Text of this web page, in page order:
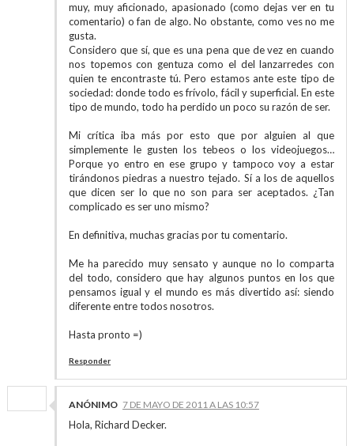
muy, muy aficionado, apasionado (como dejas ver en tu
comentario) o fan de algo. No obstante, como ves no me
gusta.
Considero que sí, que es una pena que de vez en cuando
nos topemos con gentuza como el del lanzarredes con
quien te encontraste tú. Pero estamos ante este tipo de
sociedad: donde todo es frívolo, fácil y superficial. En este
tipo de mundo, todo ha perdido un poco su razón de ser.
Mi crítica iba más por esto que por alguien al que
simplemente le gusten los tebeos o los videojuegos…
Porque yo entro en ese grupo y tampoco voy a estar
tirándonos piedras a nuestro tejado. Sí a los de aquellos
que dicen ser lo que no son para ser aceptados. ¿Tan
complicado es ser uno mismo?
En definitiva, muchas gracias por tu comentario.
Me ha parecido muy sensato y aunque no lo comparta
del todo, considero que hay algunos puntos en los que
pensamos igual y el mundo es más divertido así: siendo
diferente entre todos nosotros.
Hasta pronto =)
Responder
ANÓNIMO 7 DE MAYO DE 2011 A LAS 10:57
Hola, Richard Decker.